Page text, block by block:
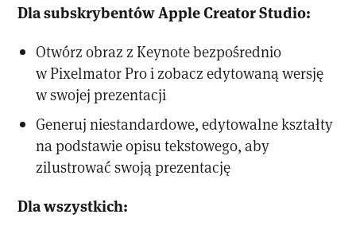
Dla subskrybentów Apple Creator Studio:
Otwórz obraz z Keynote bezpośrednio
w Pixelmator Pro i zobacz edytowaną wersję
w swojej prezentacji
Generuj niestandardowe, edytowalne kształty
na podstawie opisu tekstowego, aby
zilustrować swoją prezentację
Dla wszystkich: